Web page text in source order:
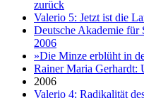
zurück
Valerio 5: Jetzt ist die
Deutsche Akademie für
2006
»Die Minze erblüht in
Rainer Maria Gerhardt:
2006
Valerio 4: Radikalität